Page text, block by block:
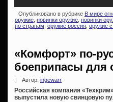
Опубликовано в рубрике В мире
оружие новинки оружие новинки
по странам оружие россия оружие
«Комфорт» по-
боеприпасы для
| Автор: ingewarr
Российская компания
выпустила новую свинцовую